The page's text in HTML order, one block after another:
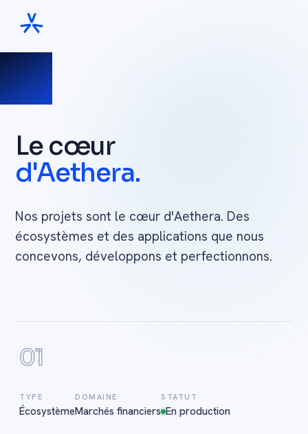
Le cœur
d'Aethera.
Nos projets sont le cœur d'Aethera. Des
écosystèmes et des applications que nous
concevons, développons et perfectionnons.
01
TYPE
Écosystème
DOMAINE
Marchés financiers
STATUT
En production